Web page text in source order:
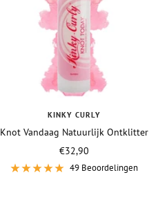
KINKY CURLY
Knot Vandaag Natuurlijk Ontklitter
Vraagprijs
€32,90
49 Beoordelingen